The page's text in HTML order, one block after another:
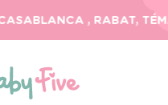
, RABAT,